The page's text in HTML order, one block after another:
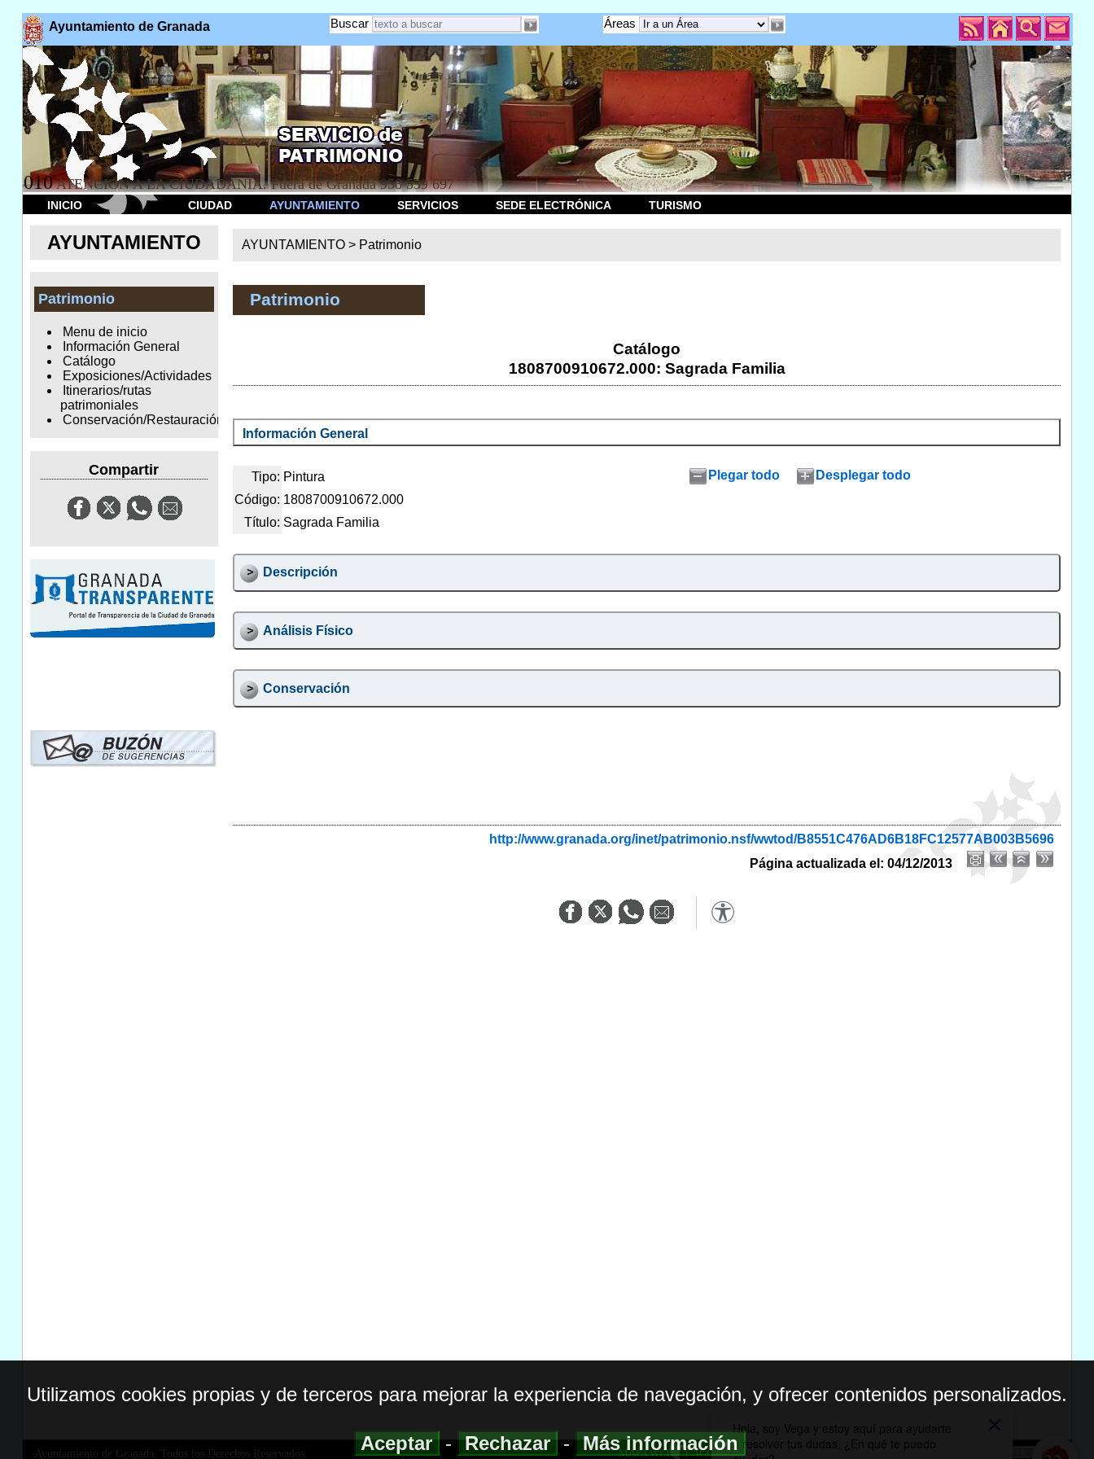
Ayuntamiento de Granada Áreas
Buscar
010 ATENCION A LA CIUDADANÍA. Fuera de Granada 958 539 697
INICIO CIUDAD AYUNTAMIENTO SERVICIOS SEDE ELECTRÓNICA TURISMO
AYUNTAMIENTO
Patrimonio
Menu de inicio
Información General
Catálogo
Exposiciones/Actividades
Itinerarios/rutas
patrimoniales
Conservación/Restauración
Compartir
AYUNTAMIENTO > Patrimonio
Patrimonio
Catálogo
1808700910672.000: Sagrada Familia
Información General
Tipo: Pintura
Código: 1808700910672.000
Título: Sagrada Familia
Plegar todo Desplegar todo
Descripción
Análisis Físico
Conservación
http://www.granada.org/inet/patrimonio.nsf/wwtod/B8551C476AD6B18FC12577AB003B5696
Página actualizada el: 04/12/2013
Ayuntamiento de Granada. Todos los Derechos Reservados. MAPA WEB|ACCESIBILIDAD
Utilizamos cookies propias y de terceros para mejorar la experiencia de navegación, y ofrecer contenidos personalizados.
Aceptar-Rechazar-Más información